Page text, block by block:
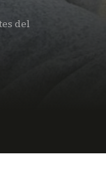
del